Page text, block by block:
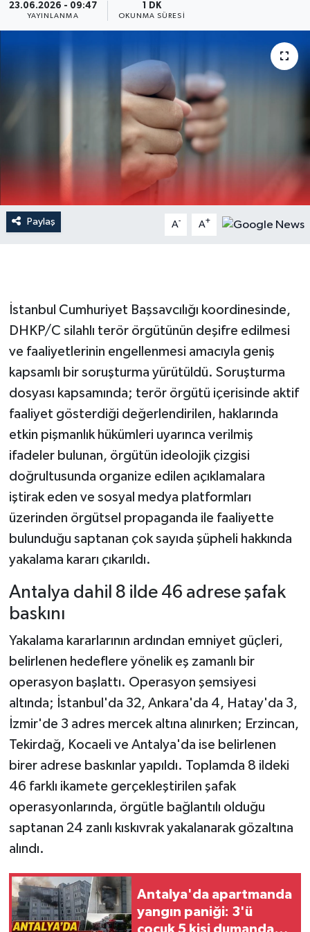
23.06.2026 - 09:47
YAYINLANMA
1 DK
OKUNMA SÜRESI
Paylaş A- A+
İstanbul Cumhuriyet Başsavcılığı koordinesinde,
DHKP/C silahlı terör örgütünün deşifre edilmesi
ve faaliyetlerinin engellenmesi amacıyla geniş
kapsamlı bir soruşturma yürütüldü. Soruşturma
dosyası kapsamında; terör örgütü içerisinde aktif
faaliyet gösterdiği değerlendirilen, haklarında
etkin pişmanlık hükümleri uyarınca verilmiş
ifadeler bulunan, örgütün ideolojik çizgisi
doğrultusunda organize edilen açıklamalara
iştirak eden ve sosyal medya platformları
üzerinden örgütsel propaganda ile faaliyette
bulunduğu saptanan çok sayıda şüpheli hakkında
yakalama kararı çıkarıldı.
Antalya dahil 8 ilde 46 adrese şafak
baskını
Yakalama kararlarının ardından emniyet güçleri,
belirlenen hedeflere yönelik eş zamanlı bir
operasyon başlattı. Operasyon şemsiyesi
altında; İstanbul'da 32, Ankara'da 4, Hatay'da 3,
İzmir'de 3 adres mercek altına alınırken; Erzincan,
Tekirdağ, Kocaeli ve Antalya'da ise belirlenen
birer adrese baskınlar yapıldı. Toplamda 8 ildeki
46 farklı ikamete gerçekleştirilen şafak
operasyonlarında, örgütle bağlantılı olduğu
saptanan 24 zanlı kıskıvrak yakalanarak gözaltına
alındı.
Antalya'da apartmanda
yangın paniği: 3'ü
çocuk 5 kişi dumandan
Resmi Reklamlar